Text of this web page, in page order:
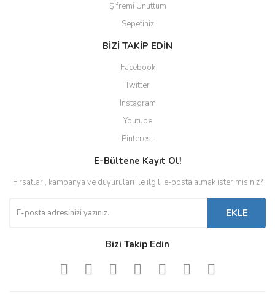
Şifremi Unuttum
Sepetiniz
BİZİ TAKİP EDİN
Facebook
Twitter
Instagram
Youtube
Pinterest
E-Bültene Kayıt Ol!
Fırsatları, kampanya ve duyuruları ile ilgili e-posta almak ister misiniz?
EKLE
Bizi Takip Edin